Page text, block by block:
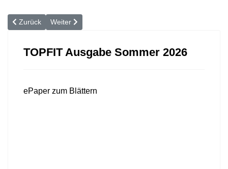
Vorheriger Beitrag: Kalkschulter
Zurück Nächster Beitrag: Wenn das Iliosakral-Gelenk blockiert
Weiter
TOPFIT Ausgabe Sommer 2026
ePaper zum Blättern